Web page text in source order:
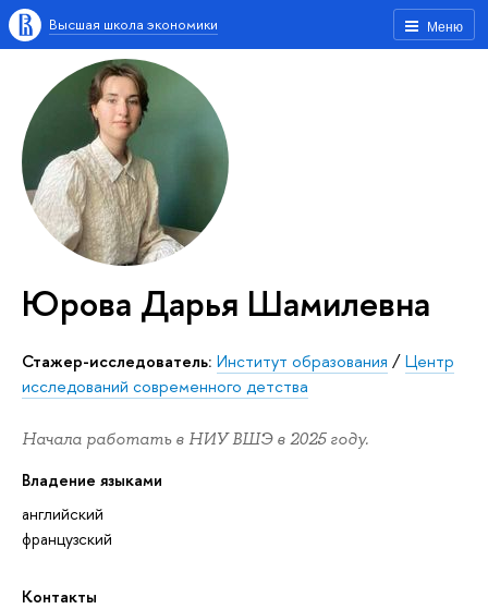
Меню
Высшая школа экономики
Юрова Дарья Шамилевна
Стажер-исследователь: Институт образования /Центр
исследований современного детства
Начала работать в НИУ ВШЭ в 2025 году.
Владение языками
английский
французский
Контакты